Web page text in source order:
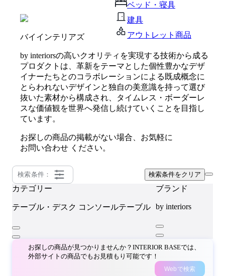
ベッド・寝具
建具
アウトレット商品
バイインテリアズ
by interiorsの高いクオリティを実現する技術から成る
プロダクトは、革新をテーマとした個性豊かなデザ
イナーたちとのコラボレーションによる既成概念に
とらわれないデザインと独自の美意識を持って選び
抜いた素材から構成され、タイムレス・ボーダーレ
スな価値観を世界へ発信し続けていくことを目指し
ています。
お探しの商品の掲載がない場合、お気軽に
お問い合わせ ください。
検索条件： 検索条件をクリア
カテゴリー
テーブル・デスク コンソールテーブル
ブランド
by interiors
お探しの商品が見つかりませんか？INTERIOR BASEでは、
外部サイトの商品でもお見積もり可能です！
Webで検索